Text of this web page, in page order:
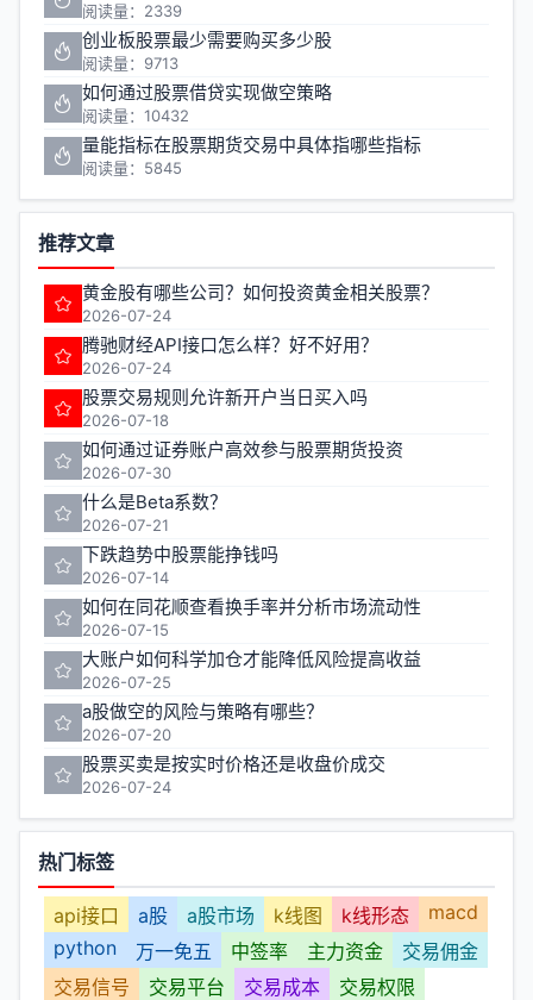
阅读量：2339
创业板股票最少需要购买多少股
阅读量：9713
如何通过股票借贷实现做空策略
阅读量：10432
量能指标在股票期货交易中具体指哪些指标
阅读量：5845
推荐文章
黄金股有哪些公司？如何投资黄金相关股票？
2026-07-24
腾驰财经API接口怎么样？好不好用？
2026-07-24
股票交易规则允许新开户当日买入吗
2026-07-18
如何通过证券账户高效参与股票期货投资
2026-07-30
什么是Beta系数？
2026-07-21
下跌趋势中股票能挣钱吗
2026-07-14
如何在同花顺查看换手率并分析市场流动性
2026-07-15
大账户如何科学加仓才能降低风险提高收益
2026-07-25
a股做空的风险与策略有哪些？
2026-07-20
股票买卖是按实时价格还是收盘价成交
2026-07-24
热门标签
api接口 a股 a股市场 k线图 k线形态
macd
python
万一免五 中签率 主力资金
交易佣金
交易信号
交易平台 交易成本
交易权限